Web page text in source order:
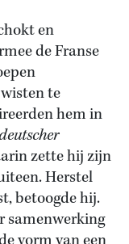
en
de Franse
te
hem in
zette hij zijn
Herstel
betoogde hij.
samenwerking